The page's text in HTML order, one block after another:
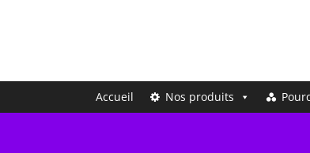
Accueil Nos produits